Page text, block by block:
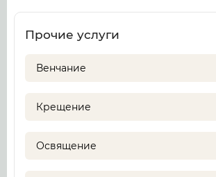
Прочие услуги
Венчание
Крещение
Освящение